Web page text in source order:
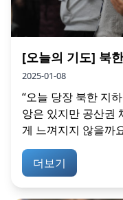
[오늘의 기도] 북
2025-01-08
“오늘 당장 북한 지
앙은 있지만 공산권
게 느껴지지 않을까
더보기